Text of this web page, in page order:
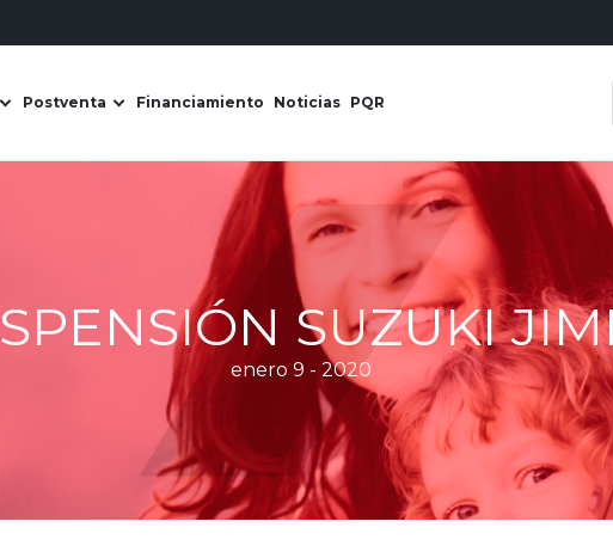
Derco
Abrir submenú de Líneas de negocio
Postventa
Abrir submenú de Postventa
Financiamiento Noticias PQR
SUZUKI
enero 9 - 2020